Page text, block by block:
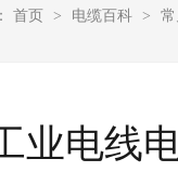
首页 > 电缆百科 >
业电线